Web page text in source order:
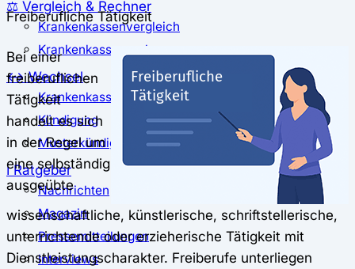
⚖️ Vergleich & Rechner
Krankenkassenvergleich
Krankenkassenrechner
↔ Wechsel
Krankenkassenwechsel
Kündigung
Musterkündigung
ℹ Ratgeber
Nachrichten
Magazin
Pressemitteilungen
Interviews
Freiberufliche Tätigkeit
Bei einer
freiberuflichen
Tätigkeit
handelt es sich
in der Regel um
eine selbständig
ausgeübte
wissenschaftliche, künstlerische, schriftstellerische,
unterrichtende oder erzieherische Tätigkeit mit
Dienstleistungscharakter. Freiberufe unterliegen